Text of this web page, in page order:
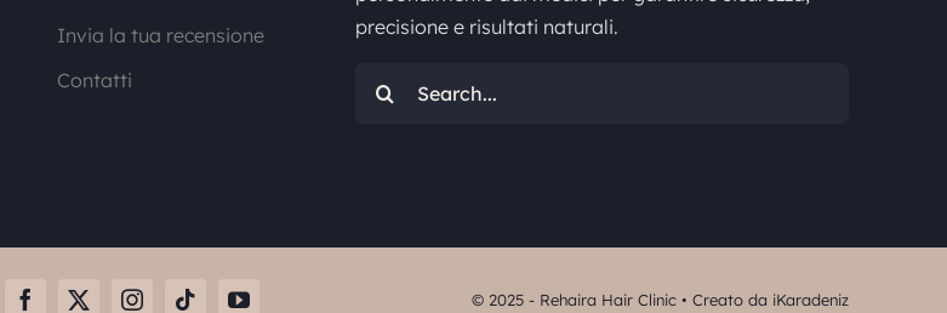
Invia la tua recensione
Contatti
precisione e risultati naturali.
© 2025 - Rehaira Hair Clinic • Creato da iKaradeniz